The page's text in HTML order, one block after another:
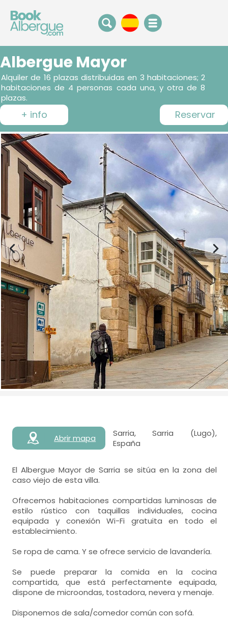
Albergue Mayor
Alquiler de 16 plazas distribuidas en 3 habitaciones; 2
habitaciones de 4 personas cada una, y otra de 8
plazas.
+ info Reservar
Abrir mapa
Sarria, Sarria (Lugo),
España
El Albergue Mayor de Sarria se sitúa en la zona del
caso viejo de esta villa.
Ofrecemos habitaciones compartidas luminosas de
estilo rústico con taquillas individuales, cocina
equipada y conexión Wi-Fi gratuita en todo el
establecimiento.
Se ropa de cama. Y se ofrece servicio de lavandería.
Se puede preparar la comida en la cocina
compartida, que está perfectamente equipada,
dispone de microondas, tostadora, nevera y menaje.
Disponemos de sala/comedor común con sofá.